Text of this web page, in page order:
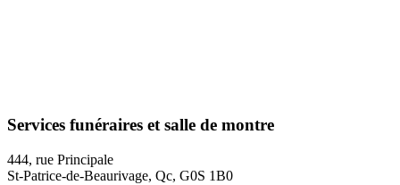
Services funéraires et salle de montre
444, rue Principale
St-Patrice-de-Beaurivage, Qc, G0S 1B0